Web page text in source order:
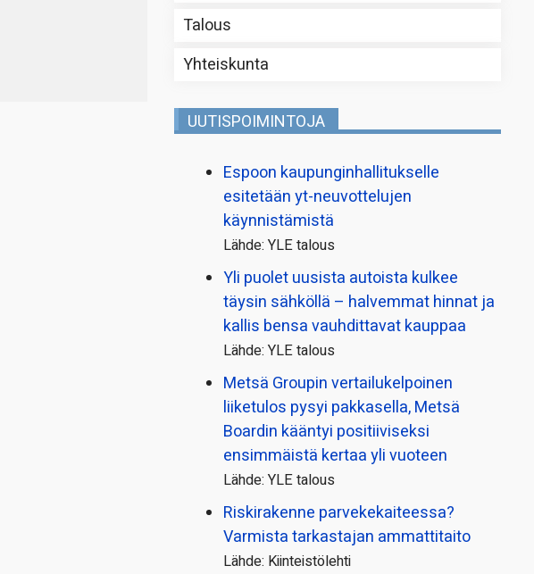
Talous
Yhteiskunta
UUTISPOIMINTOJA
Espoon kaupungin­hallitukselle
esitetään yt-neuvottelujen
käynnistämistä
Lähde: YLE talous
Yli puolet uusista autoista kulkee
täysin sähköllä – halvemmat hinnat ja
kallis bensa vauhdittavat kauppaa
Lähde: YLE talous
Metsä Groupin vertailu­kelpoinen
liiketulos pysyi pakkasella, Metsä
Boardin kääntyi positiiviseksi
ensimmäistä kertaa yli vuoteen
Lähde: YLE talous
Riskirakenne parvekekaiteessa?
Varmista tarkastajan ammattitaito
Lähde: Kiinteistölehti